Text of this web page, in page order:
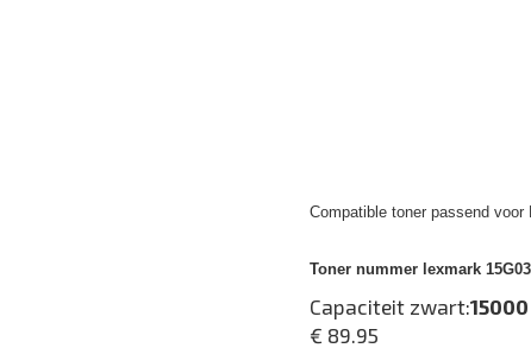
Compatible toner passend
Toner nummer lexmark
Capaciteit zwart:
€ 89.95